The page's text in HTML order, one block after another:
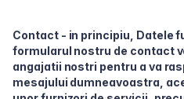
Contact - in principiu, Datele
formularul nostru de contact
angajatii nostri pentru a va
mesajului dumneavoastra,